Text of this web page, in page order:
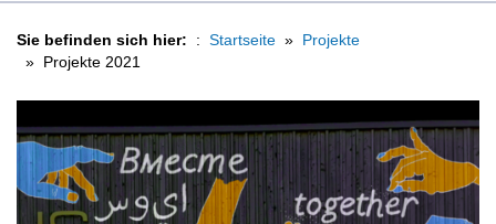
Sie befinden sich hier: Startseite
Projekte
Projekte 2021